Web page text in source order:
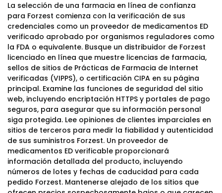
La selección de una farmacia en línea de confianza
para Forzest comienza con la verificación de sus
credenciales como un proveedor de medicamentos ED
verificado aprobado por organismos reguladores como
la FDA o equivalente. Busque un distribuidor de Forzest
licenciado en línea que muestre licencias de farmacia,
sellos de sitios de Prácticas de Farmacia de Internet
verificadas (VIPPS), o certificación CIPA en su página
principal. Examine las funciones de seguridad del sitio
web, incluyendo encriptación HTTPS y portales de pago
seguros, para asegurar que su información personal
siga protegida. Lee opiniones de clientes imparciales en
sitios de terceros para medir la fiabilidad y autenticidad
de sus suministros Forzest. Un proveedor de
medicamentos ED verificable proporcionará
información detallada del producto, incluyendo
números de lotes y fechas de caducidad para cada
pedido Forzest. Mantenerse alejado de los sitios que